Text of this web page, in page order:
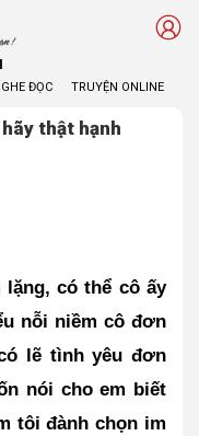
!
ĐỌC TRUYỆN ONLINE
thật hạnh
có thể cô ấy
nỗi niềm cô đơn
lẽ tình yêu đơn
nói cho em biết
tôi đành chọn im